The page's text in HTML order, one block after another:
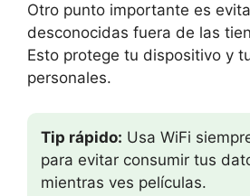
Otro punto importante es
desconocidas fuera de las
Esto protege tu dispositivo y
personales.
Tip rápido: Usa WiFi
para evitar consumir tus
mientras ves películas.